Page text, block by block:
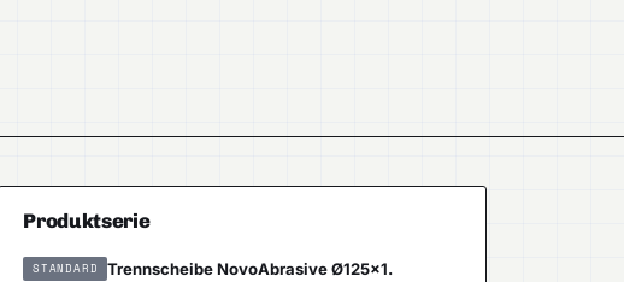
Produktserie
STANDARD
Trennscheibe NovoAbrasive Ø125×1.